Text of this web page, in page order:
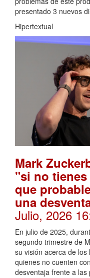
presentado 3 nuevos
Hipertextual
Mark
"si no
que
una
Julio, 2026
En julio de 2025,
segundo trimestre de
su visión acerca de
quienes no cuenten
desventaja frente a